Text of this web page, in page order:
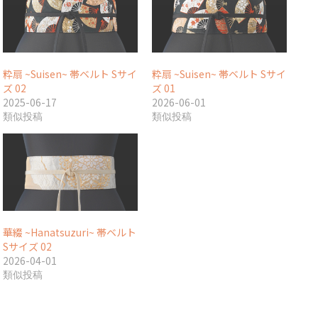
粋扇 ~Suisen~ 帯ベルト Sサイ
ズ 02
2025-06-17
類似投稿
粋扇 ~Suisen~ 帯ベルト Sサイ
ズ 01
2026-06-01
類似投稿
華綴 ~Hanatsuzuri~ 帯ベルト
Sサイズ 02
2026-04-01
類似投稿